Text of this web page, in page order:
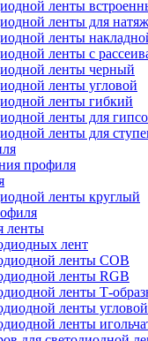
ленты
ленты для
ленты
ленты с
ленты черный
ленты угловой
ленты гибкий
ленты для
ленты для
профиля
ленты круглый
ленты
лент
ленты COB
ленты RGB
ленты Т-
ленты угловой
ленты